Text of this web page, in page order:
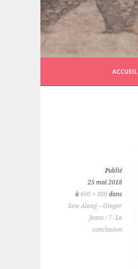
ACCUEIL
Publié
25 mai 2018
à 600 × 386 dans
Sew Along – Ginger
Jeans : 7- La
conclusion